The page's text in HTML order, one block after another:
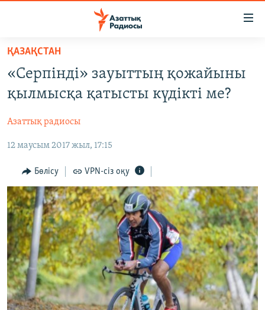
Skip
main
content
to
Navigation
Search
САЯСАТ
ҚАҢТАР ОҚИҒАСЫ
АДАМ ҚҰҚЫҚТАРЫ
ӘЛЕУМЕТ
ӘЛЕМ
АРНАЙЫ ЖОБАЛАР
Русский
ЖАЗЫЛЫҢЫЗ
ҚАЗАҚСТАН
«Серпінді» зауыттың қожайыны
қылмысқа қатысты күдікті ме?
Азаттық радиосы
12 маусым 2017 жыл, 17:15
Бөлісу VPN-сіз оқу